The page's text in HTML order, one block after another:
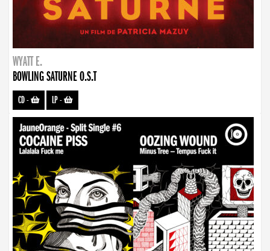
WYATT E.
BOWLING SATURNE O.S.T
CD- LP-